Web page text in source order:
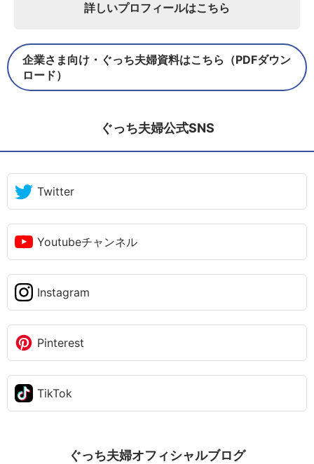
詳しいプロフィールはこちら
企業さま向け・ぐっち夫婦資料はこちら（PDFダウン
ロード）
ぐっち夫婦公式SNS
Twitter
Youtubeチャンネル
Instagram
Pinterest
TikTok
ぐっち夫婦オフィシャルブログ